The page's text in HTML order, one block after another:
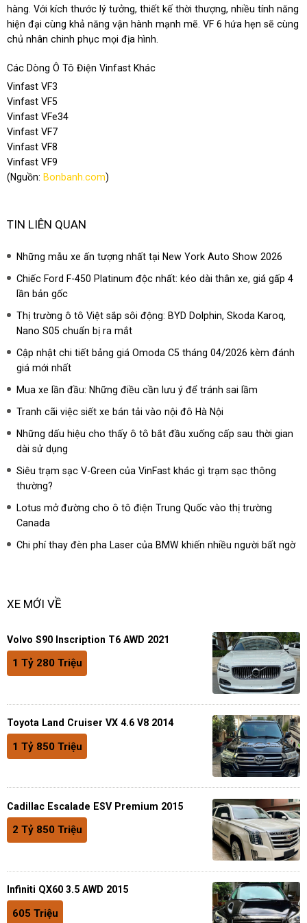
hàng. Với kích thước lý tưởng, thiết kế thời thượng, nhiều tính năng
hiện đại cùng khả năng vận hành mạnh mẽ. VF 6 hứa hẹn sẽ cùng
chủ nhân chinh phục mọi địa hình.
Các Dòng Ô Tô Điện Vinfast Khác
Vinfast VF3
Vinfast VF5
Vinfast VFe34
Vinfast VF7
Vinfast VF8
Vinfast VF9
(Nguồn: Bonbanh.com)
TIN LIÊN QUAN
Những mẫu xe ấn tượng nhất tại New York Auto Show 2026
Chiếc Ford F-450 Platinum độc nhất: kéo dài thân xe, giá gấp 4
lần bản gốc
Thị trường ô tô Việt sắp sôi động: BYD Dolphin, Skoda Karoq,
Nano S05 chuẩn bị ra mắt
Cập nhật chi tiết bảng giá Omoda C5 tháng 04/2026 kèm đánh
giá mới nhất
Mua xe lần đầu: Những điều cần lưu ý để tránh sai lầm
Tranh cãi việc siết xe bán tải vào nội đô Hà Nội
Những dấu hiệu cho thấy ô tô bắt đầu xuống cấp sau thời gian
dài sử dụng
Siêu trạm sạc V-Green của VinFast khác gì trạm sạc thông
thường?
Lotus mở đường cho ô tô điện Trung Quốc vào thị trường
Canada
Chi phí thay đèn pha Laser của BMW khiến nhiều người bất ngờ
XE MỚI VỀ
Volvo S90 Inscription T6 AWD 2021
1 Tỷ 280 Triệu
Toyota Land Cruiser VX 4.6 V8 2014
1 Tỷ 850 Triệu
Cadillac Escalade ESV Premium 2015
2 Tỷ 850 Triệu
Infiniti QX60 3.5 AWD 2015
605 Triệu